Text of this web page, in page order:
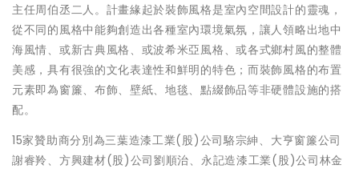
主任周伯丞二人。計畫緣起於裝飾風格是室內空間設計的靈魂，
從不同的風格中能夠創造出各種室內環境氣氛，讓人領略出地中
海風情、或新古典風格、或波希米亞風格、或各式鄉村風的整體
美感，具有很強的文化表達性和鮮明的特色；而裝飾風格的布置
元素即為窗簾、布飾、壁紙、地毯、點綴飾品等非硬體設施的搭
配。
15家贊助商分別為三葉造漆工業(股)公司駱宗紳、大亨窗簾公司
謝睿羚、方興建材(股)公司劉順治、永記造漆工業(股)公司林金